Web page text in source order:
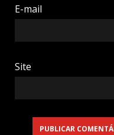
E-mail
Site